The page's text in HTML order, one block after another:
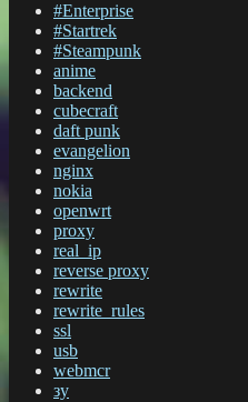
#Enterprise
#Startrek
#Steampunk
anime
backend
cubecraft
daft punk
evangelion
nginx
nokia
openwrt
proxy
real_ip
reverse proxy
rewrite
rewrite_rules
ssl
usb
webmcr
зу